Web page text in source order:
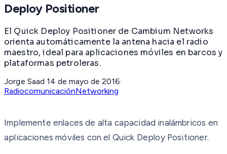
Deploy Positioner
El Quick Deploy Positioner de Cambium Networks
orienta automáticamente la antena hacia el radio
maestro, ideal para aplicaciones móviles en barcos y
plataformas petroleras.
Jorge Saad·14 de mayo de 2016·
RadiocomunicaciónNetworking
Implemente enlaces de alta capacidad inalámbricos en
aplicaciones móviles con el Quick Deploy Positioner.